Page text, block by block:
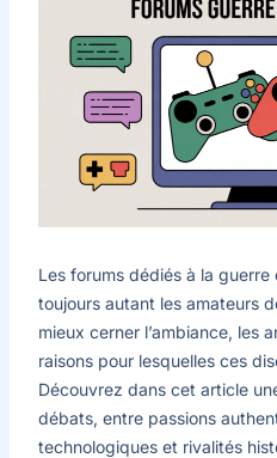
Les forums dédiés à la
toujours autant les amateurs
mieux cerner l’ambiance, les
raisons pour lesquelles ces
Découvrez dans cet article
débats, entre passions
technologiques et rivalités